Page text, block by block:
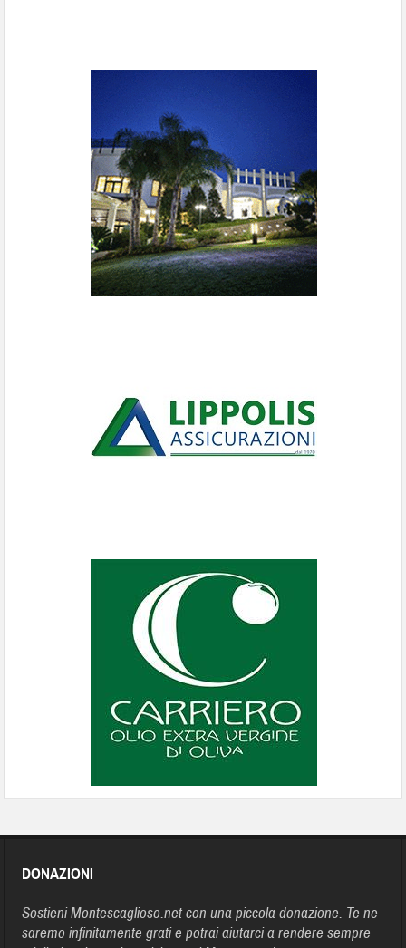
DONAZIONI
Sostieni Montescaglioso.net con una piccola donazione. Te ne
saremo infinitamente grati e potrai aiutarci a rendere sempre